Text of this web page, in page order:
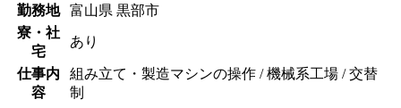
勤務地
富山県 黒部市
寮・社
宅
あり
仕事内
容
組み立て・製造マシンの操作 / 機械系工場 / 交替
制